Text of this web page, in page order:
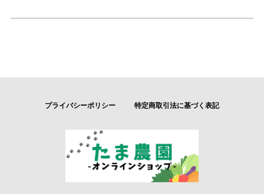
プライバシーポリシー 特定商取引法に基づく表記